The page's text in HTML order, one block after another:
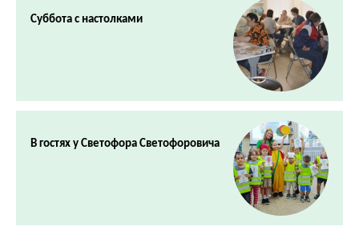
Суббота с настолками
В гостях у Светофора Светофоровича